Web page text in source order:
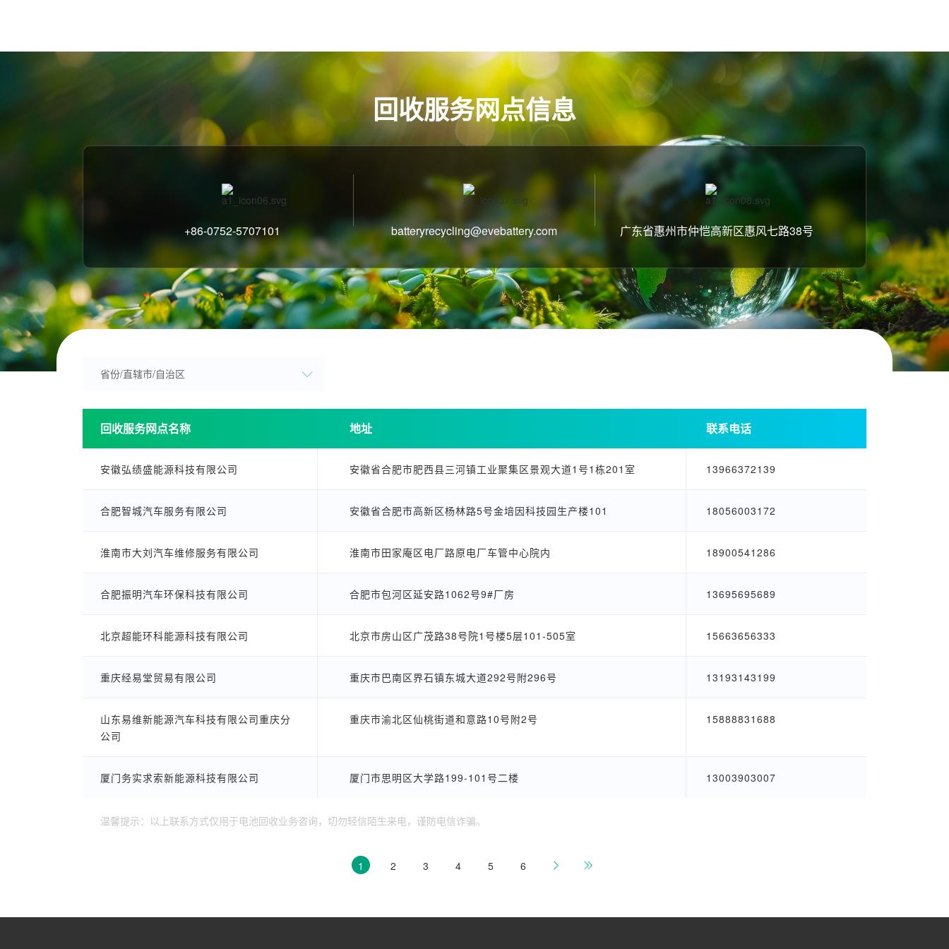
回收服务网点信息
+86-0752-5707101 batteryrecycling@evebattery.com 广东省惠州市仲恺高新区惠风七路38号
回收服务网点名称 地址 联系电话
安徽弘绩盛能源科技有限公司 安徽省合肥市肥西县三河镇工业聚集区景观大道1号1栋201室 13966372139
合肥智城汽车服务有限公司 安徽省合肥市高新区杨林路5号金培因科技园生产楼101 18056003172
淮南市大刘汽车维修服务有限公司 淮南市田家庵区电厂路原电厂车管中心院内 18900541286
合肥振明汽车环保科技有限公司 合肥市包河区延安路1062号9#厂房 13695695689
北京超能环科能源科技有限公司 北京市房山区广茂路38号院1号楼5层101-505室 15663656333
重庆经易堂贸易有限公司 重庆市巴南区界石镇东城大道292号附296号 13193143199
山东易维新能源汽车科技有限公司重庆分
公司
重庆市渝北区仙桃街道和意路10号附2号 15888831688
厦门务实求索新能源科技有限公司 厦门市思明区大学路199-101号二楼 13003903007
温馨提示：以上联系方式仅用于电池回收业务咨询，切勿轻信陌生来电，谨防电信诈骗。
1 2 3 4 5 6